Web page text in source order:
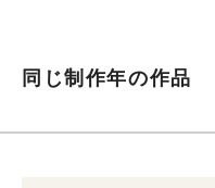
同じ制作年の作品